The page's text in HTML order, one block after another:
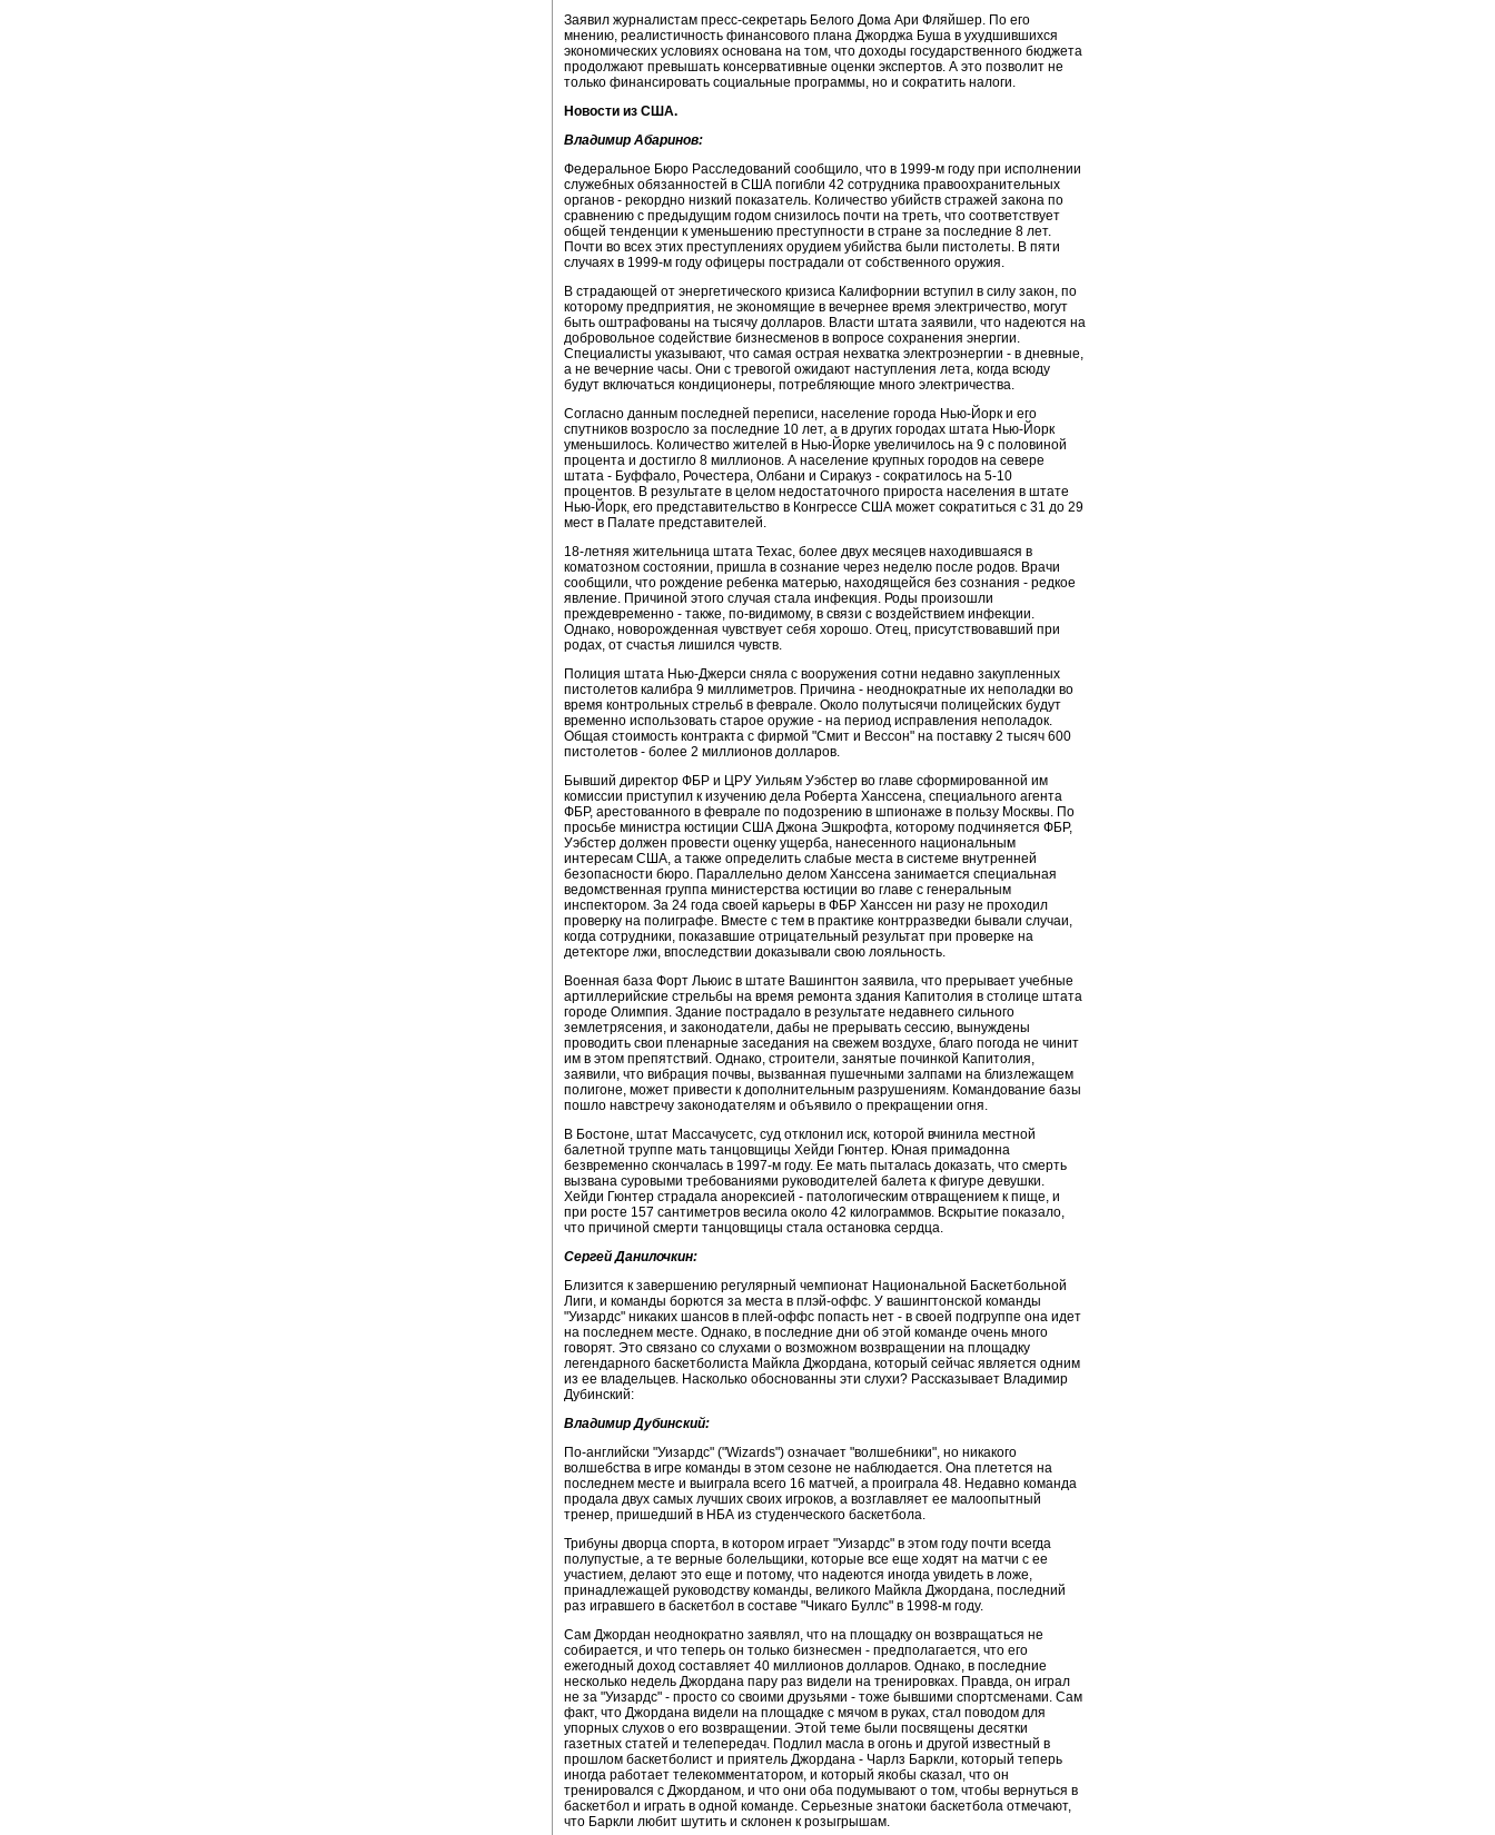
Заявил журналистам пресс-секретарь Белого Дома Ари Фляйшер. По его
мнению, реалистичность финансового плана Джорджа Буша в ухудшившихся
экономических условиях основана на том, что доходы государственного бюджета
продолжают превышать консервативные оценки экспертов. А это позволит не
только финансировать социальные программы, но и сократить налоги.
Новости из США.
Владимир Абаринов:
Федеральное Бюро Расследований сообщило, что в 1999-м году при исполнении
служебных обязанностей в США погибли 42 сотрудника правоохранительных
органов - рекордно низкий показатель. Количество убийств стражей закона по
сравнению с предыдущим годом снизилось почти на треть, что соответствует
общей тенденции к уменьшению преступности в стране за последние 8 лет.
Почти во всех этих преступлениях орудием убийства были пистолеты. В пяти
случаях в 1999-м году офицеры пострадали от собственного оружия.
В страдающей от энергетического кризиса Калифорнии вступил в силу закон, по
которому предприятия, не экономящие в вечернее время электричество, могут
быть оштрафованы на тысячу долларов. Власти штата заявили, что надеются на
добровольное содействие бизнесменов в вопросе сохранения энергии.
Специалисты указывают, что самая острая нехватка электроэнергии - в дневные,
а не вечерние часы. Они с тревогой ожидают наступления лета, когда всюду
будут включаться кондиционеры, потребляющие много электричества.
Согласно данным последней переписи, население города Нью-Йорк и его
спутников возросло за последние 10 лет, а в других городах штата Нью-Йорк
уменьшилось. Количество жителей в Нью-Йорке увеличилось на 9 с половиной
процента и достигло 8 миллионов. А население крупных городов на севере
штата - Буффало, Рочестера, Олбани и Сиракуз - сократилось на 5-10
процентов. В результате в целом недостаточного прироста населения в штате
Нью-Йорк, его представительство в Конгрессе США может сократиться с 31 до 29
мест в Палате представителей.
18-летняя жительница штата Техас, более двух месяцев находившаяся в
коматозном состоянии, пришла в сознание через неделю после родов. Врачи
сообщили, что рождение ребенка матерью, находящейся без сознания - редкое
явление. Причиной этого случая стала инфекция. Роды произошли
преждевременно - также, по-видимому, в связи с воздействием инфекции.
Однако, новорожденная чувствует себя хорошо. Отец, присутствовавший при
родах, от счастья лишился чувств.
Полиция штата Нью-Джерси сняла с вооружения сотни недавно закупленных
пистолетов калибра 9 миллиметров. Причина - неоднократные их неполадки во
время контрольных стрельб в феврале. Около полутысячи полицейских будут
временно использовать старое оружие - на период исправления неполадок.
Общая стоимость контракта с фирмой "Смит и Вессон" на поставку 2 тысяч 600
пистолетов - более 2 миллионов долларов.
Бывший директор ФБР и ЦРУ Уильям Уэбстер во главе сформированной им
комиссии приступил к изучению дела Роберта Ханссена, специального агента
ФБР, арестованного в феврале по подозрению в шпионаже в пользу Москвы. По
просьбе министра юстиции США Джона Эшкрофта, которому подчиняется ФБР,
Уэбстер должен провести оценку ущерба, нанесенного национальным
интересам США, а также определить слабые места в системе внутренней
безопасности бюро. Параллельно делом Ханссена занимается специальная
ведомственная группа министерства юстиции во главе с генеральным
инспектором. За 24 года своей карьеры в ФБР Ханссен ни разу не проходил
проверку на полиграфе. Вместе с тем в практике контрразведки бывали случаи,
когда сотрудники, показавшие отрицательный результат при проверке на
детекторе лжи, впоследствии доказывали свою лояльность.
Военная база Форт Льюис в штате Вашингтон заявила, что прерывает учебные
артиллерийские стрельбы на время ремонта здания Капитолия в столице штата
городе Олимпия. Здание пострадало в результате недавнего сильного
землетрясения, и законодатели, дабы не прерывать сессию, вынуждены
проводить свои пленарные заседания на свежем воздухе, благо погода не чинит
им в этом препятствий. Однако, строители, занятые починкой Капитолия,
заявили, что вибрация почвы, вызванная пушечными залпами на близлежащем
полигоне, может привести к дополнительным разрушениям. Командование базы
пошло навстречу законодателям и объявило о прекращении огня.
В Бостоне, штат Массачусетс, суд отклонил иск, которой вчинила местной
балетной труппе мать танцовщицы Хейди Гюнтер. Юная примадонна
безвременно скончалась в 1997-м году. Ее мать пыталась доказать, что смерть
вызвана суровыми требованиями руководителей балета к фигуре девушки.
Хейди Гюнтер страдала анорексией - патологическим отвращением к пище, и
при росте 157 сантиметров весила около 42 килограммов. Вскрытие показало,
что причиной смерти танцовщицы стала остановка сердца.
Сергей Данилочкин:
Близится к завершению регулярный чемпионат Национальной Баскетбольной
Лиги, и команды борются за места в плэй-оффс. У вашингтонской команды
"Уизардс" никаких шансов в плей-оффс попасть нет - в своей подгруппе она идет
на последнем месте. Однако, в последние дни об этой команде очень много
говорят. Это связано со слухами о возможном возвращении на площадку
легендарного баскетболиста Майкла Джордана, который сейчас является одним
из ее владельцев. Насколько обоснованны эти слухи? Рассказывает Владимир
Дубинский:
Владимир Дубинский:
По-английски "Уизардс" ("Wizards") означает "волшебники", но никакого
волшебства в игре команды в этом сезоне не наблюдается. Она плетется на
последнем месте и выиграла всего 16 матчей, а проиграла 48. Недавно команда
продала двух самых лучших своих игроков, а возглавляет ее малоопытный
тренер, пришедший в НБА из студенческого баскетбола.
Трибуны дворца спорта, в котором играет "Уизардс" в этом году почти всегда
полупустые, а те верные болельщики, которые все еще ходят на матчи с ее
участием, делают это еще и потому, что надеются иногда увидеть в ложе,
принадлежащей руководству команды, великого Майкла Джордана, последний
раз игравшего в баскетбол в составе "Чикаго Буллс" в 1998-м году.
Сам Джордан неоднократно заявлял, что на площадку он возвращаться не
собирается, и что теперь он только бизнесмен - предполагается, что его
ежегодный доход составляет 40 миллионов долларов. Однако, в последние
несколько недель Джордана пару раз видели на тренировках. Правда, он играл
не за "Уизардс" - просто со своими друзьями - тоже бывшими спортсменами. Сам
факт, что Джордана видели на площадке с мячом в руках, стал поводом для
упорных слухов о его возвращении. Этой теме были посвящены десятки
газетных статей и телепередач. Подлил масла в огонь и другой известный в
прошлом баскетболист и приятель Джордана - Чарлз Баркли, который теперь
иногда работает телекомментатором, и который якобы сказал, что он
тренировался с Джорданом, и что они оба подумывают о том, чтобы вернуться в
баскетбол и играть в одной команде. Серьезные знатоки баскетбола отмечают,
что Баркли любит шутить и склонен к розыгрышам.